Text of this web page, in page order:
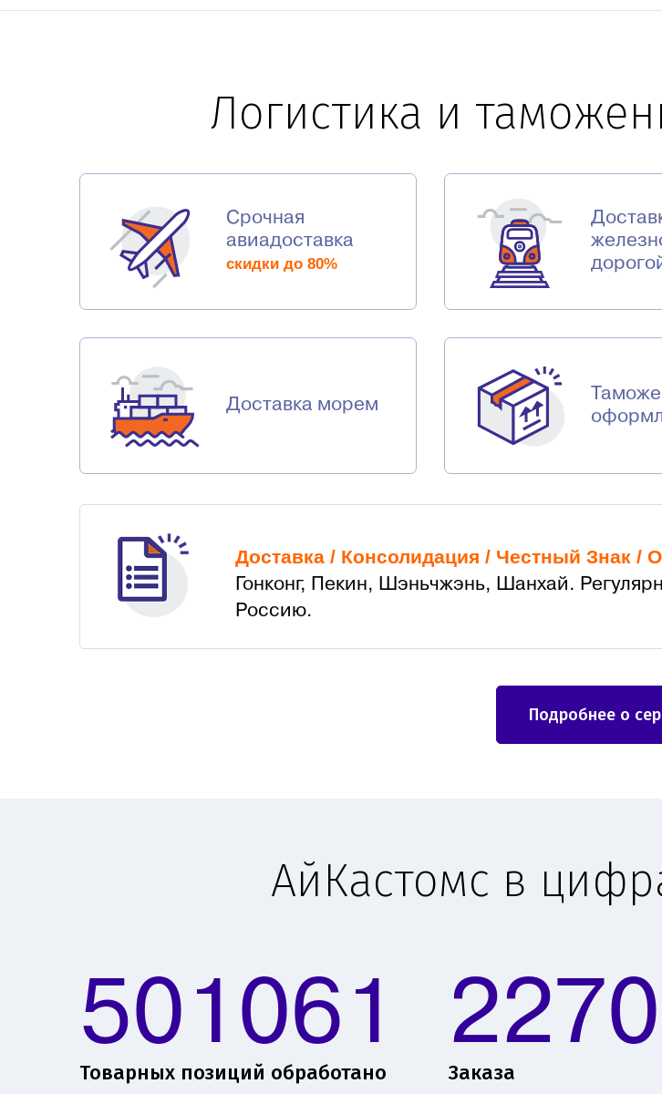
Логистика и
Срочная
авиадоставка
скидки до 80%
Доставка морем
Доставка / Консолидация / Честный Знак /
Гонконг, Пекин, Шэньчжэнь, Шанхай.
Россию.
Подробнее о
АйКастомс в
501061
Товарных позиций обработано Заказа